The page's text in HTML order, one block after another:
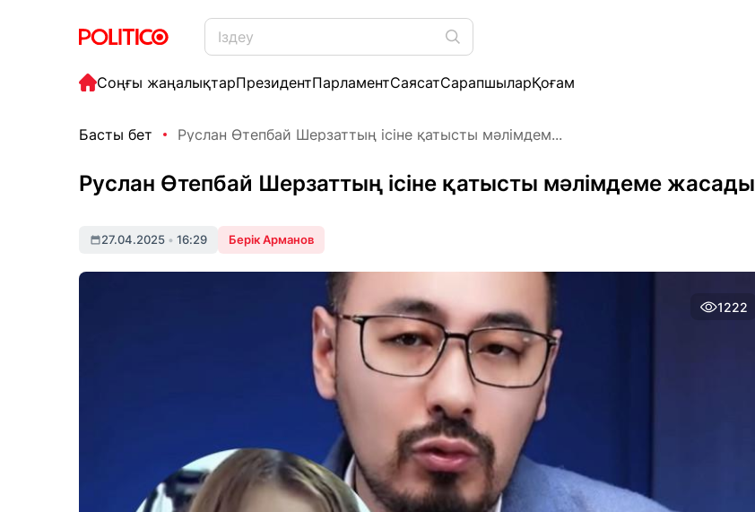
Соңғы жаңалықтарПрезидентПарламентСаясатСарапшыларҚоғам
Басты бет Руслан Өтепбай Шерзаттың ісіне қатысты мәлімдем...
Руслан Өтепбай Шерзаттың ісіне қатысты мәлімдеме жасады
27.04.2025 • 16:29 Берік Арманов
1222